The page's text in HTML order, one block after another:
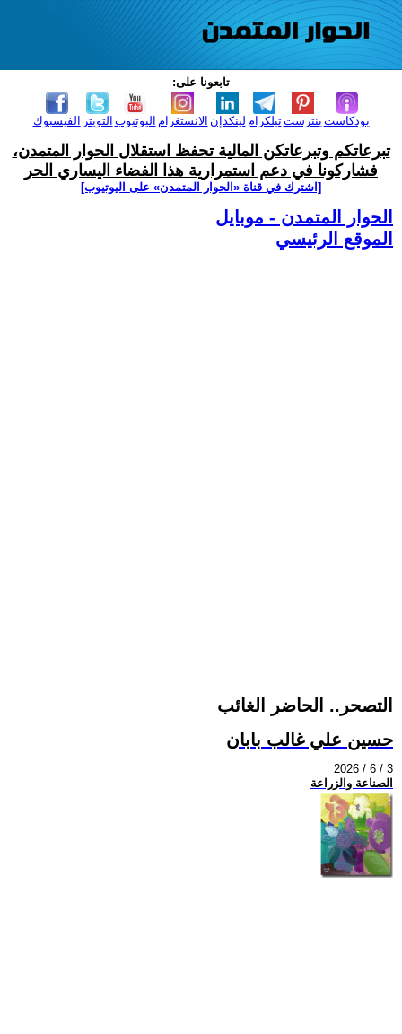
تابعونا على:
الفيسبوك التويتر اليوتيوب الانستغرام لينكدإن تيلكرامبنترست بودكاست
تبرعاتكم وتبرعاتكن المالية تحفظ استقلال الحوار المتمدن،
فشاركونا في دعم استمرارية هذا الفضاء اليساري الحر
[اشترك في قناة ‫«الحوار المتمدن» على اليوتيوب]
الحوار المتمدن - موبايل
الموقع الرئيسي
التصحر.. الحاضر الغائب
حسين علي غالب بابان
2026 / 6 / 3
الصناعة والزراعة